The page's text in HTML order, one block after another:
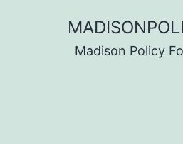
Madison Policy